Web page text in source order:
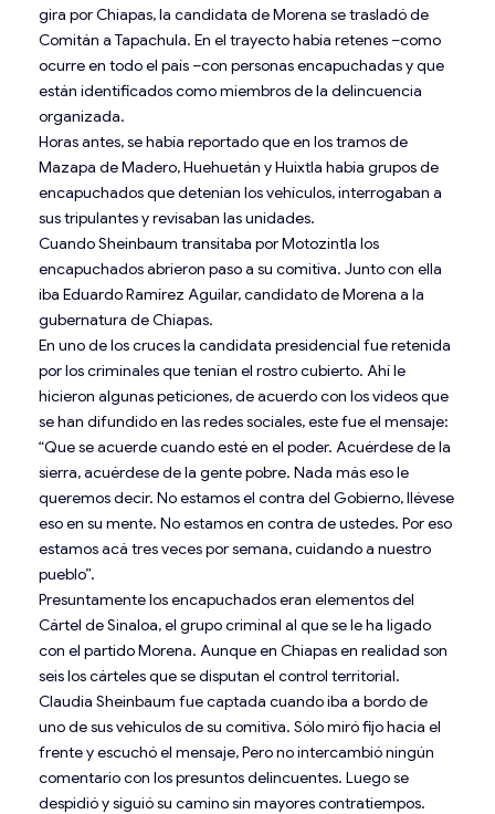
gira por Chiapas, la candidata de Morena se trasladó de
Comitán a Tapachula. En el trayecto había retenes –como
ocurre en todo el país –con personas encapuchadas y que
están identificados como miembros de la delincuencia
organizada.
Horas antes, se había reportado que en los tramos de
Mazapa de Madero, Huehuetán y Huixtla había grupos de
encapuchados que detenían los vehículos, interrogaban a
sus tripulantes y revisaban las unidades.
Cuando Sheinbaum transitaba por Motozintla los
encapuchados abrieron paso a su comitiva. Junto con ella
iba Eduardo Ramírez Aguilar, candidato de Morena a la
gubernatura de Chiapas.
En uno de los cruces la candidata presidencial fue retenida
por los criminales que tenían el rostro cubierto. Ahí le
hicieron algunas peticiones, de acuerdo con los videos que
se han difundido en las redes sociales, este fue el mensaje:
“Que se acuerde cuando esté en el poder. Acuérdese de la
sierra, acuérdese de la gente pobre. Nada más eso le
queremos decir. No estamos el contra del Gobierno, llévese
eso en su mente. No estamos en contra de ustedes. Por eso
estamos acá tres veces por semana, cuidando a nuestro
pueblo”.
Presuntamente los encapuchados eran elementos del
Cártel de Sinaloa, el grupo criminal al que se le ha ligado
con el partido Morena. Aunque en Chiapas en realidad son
seis los cárteles que se disputan el control territorial.
Claudia Sheinbaum fue captada cuando iba a bordo de
uno de sus vehículos de su comitiva. Sólo miró fijo hacia el
frente y escuchó el mensaje, Pero no intercambió ningún
comentario con los presuntos delincuentes. Luego se
despidió y siguió su camino sin mayores contratiempos.